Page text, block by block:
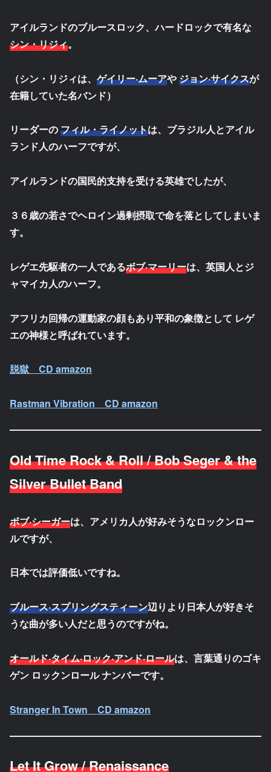
アイルランドのブルースロック、ハードロックで有名な
シン・リジィ。
（シン・リジィは、 ゲイリー·ムーアやジョン·サイクスが
在籍していた名バンド）
リーダーのフィル・ライノットは、ブラジル人とアイル
ランド人のハーフですが、
アイルランドの国民的支持を受ける英雄でしたが、
３６歳の若さでヘロイン過剰摂取で命を落としてしまいま
す。
レゲエ先駆者の一人であるボブ·マーリーは、英国人とジ
ャマイカ人のハーフ。
アフリカ回帰の運動家の顔もあり平和の象徴として レゲ
エの神様と呼ばれています。
脱獄 CD amazon
Rastman Vibration CD amazon
Old Time Rock & Roll / Bob Seger & the
Silver Bullet Band
ボブ·シーガーは、アメリカ人が好みそうなロックンロー
ルですが、
日本では評価低いですね。
ブルース·スプリングスティーン辺りより日本人が好きそ
うな曲が多い人だと思うのですがね。
オールド·タイム·ロック·アンド·ロールは、言葉通りのゴキ
ゲン ロックンロール ナンバーです。
Stranger In Town CD amazon
Let It Grow / Renaissance